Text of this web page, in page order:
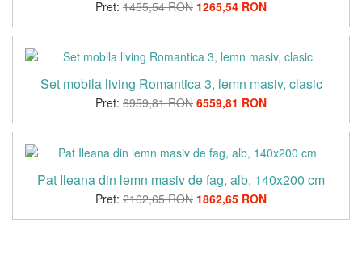
Pret: 1455,54 RON 1265,54 RON
Set mobila living Romantica 3, lemn masiv, clasic
Pret: 6959,81 RON 6559,81 RON
Pat Ileana din lemn masiv de fag, alb, 140x200 cm
Pret: 2162,65 RON 1862,65 RON